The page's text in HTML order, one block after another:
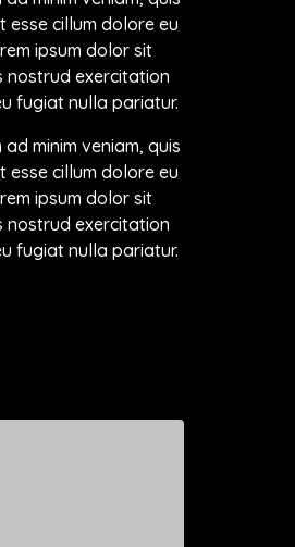
cillum dolore eu
ipsum dolor sit
nostrud exercitation
fugiat nulla pariatur.
minim veniam, quis
cillum dolore eu
ipsum dolor sit
nostrud exercitation
fugiat nulla pariatur.